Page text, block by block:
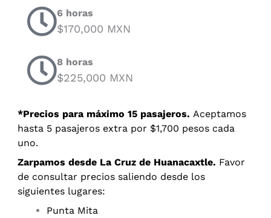
6 horas
$170,000 MXN
8 horas
$225,000 MXN
*Precios para máximo 15 pasajeros. Aceptamos
hasta 5 pasajeros extra por $1,700 pesos cada
uno.
Zarpamos desde La Cruz de Huanacaxtle. Favor
de consultar precios saliendo desde los
siguientes lugares:
Punta Mita